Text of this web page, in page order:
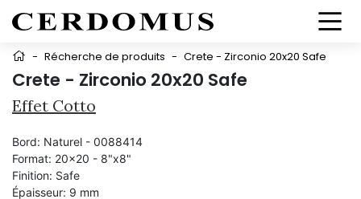
- Récherche de produits - Crete - Zirconio 20x20 Safe
Crete - Zirconio 20x20 Safe
Effet Cotto
Bord: Naturel - 0088414
Format: 20x20 - 8"x8"
Finition: Safe
Épaisseur: 9 mm